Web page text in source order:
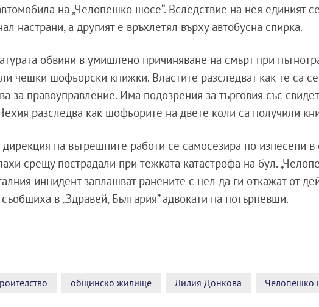
на „Челопешко шосе“. Вследствие на нея единият
настрани, а другият е връхлетял върху автобусна спирка.
обвини в умишлено причиняване на смърт при
чешки шофьорски книжки. Властите разследват как те са
за правоуправление. Има подозрения за търговия със
разследва как шофьорите на двете коли са получили
на вътрешните работи се самосезира по изнесени
срещу пострадали при тежката катастрофа на бул.
инцидент заплашват ранените с цел да ги откажат от
в „Здравей, България” адвокати на потърпевши.
общинско жилище Лилия Донкова
Челопешко